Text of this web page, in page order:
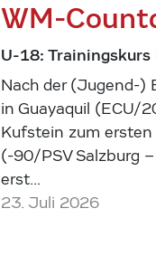
WM-
U-18:
Nach der (Jugend-)
in Guayaquil (ECU/
Kufstein zum ersten
(-90/PSV Salzburg
erst…
23. Juli 2026